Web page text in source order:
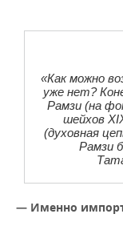
«Как можно
уже нет?
Рамзи (на
шейхов
(духовная
Рамзи
— Именно